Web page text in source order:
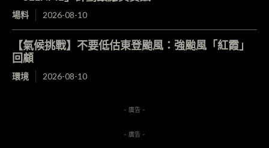
場料 2026-08-10
【氣候挑戰】不要低估東登颱風：強颱風「紅霞」
回顧
環境 2026-08-10
- 廣告 -
- 廣告 -